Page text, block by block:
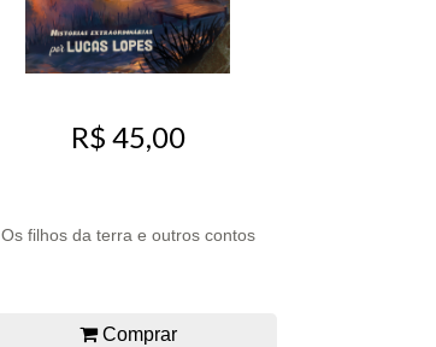
R$ 45,00
Os filhos da terra e outros contos
Comprar